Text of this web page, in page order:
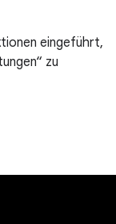
eingeführt,
zu